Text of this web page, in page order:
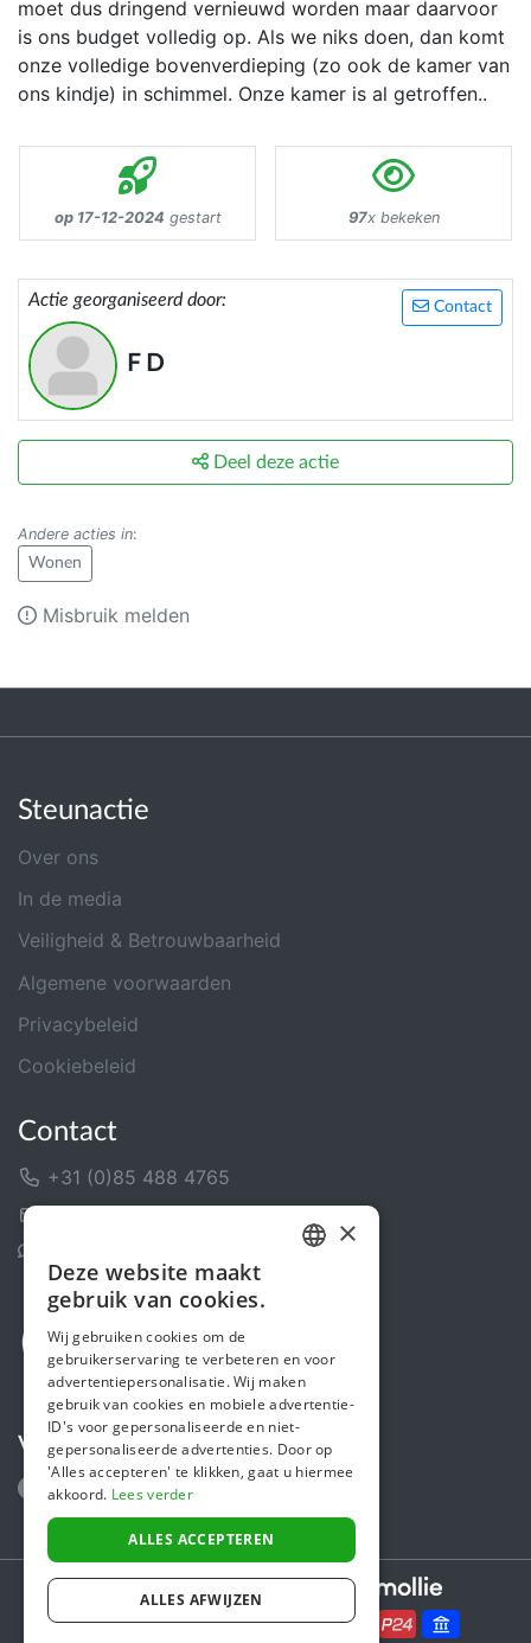
moet dus dringend vernieuwd worden maar daarvoor
is ons budget volledig op. Als we niks doen, dan komt
onze volledige bovenverdieping (zo ook de kamer van
ons kindje) in schimmel. Onze kamer is al getroffen..
op 17-12-2024 gestart 97x bekeken
Contact
Actie georganiseerd door:
F D
Deel deze actie
Andere acties in:
Wonen
Misbruik melden
Steunactie
Over ons
In de media
Veiligheid & Betrouwbaarheid
Algemene voorwaarden
Privacybeleid
Cookiebeleid
Contact
+31 (0)85 488 4765
Volg ons
Secure payments powered by
ENGLISH
×
Deze website maakt
gebruik van cookies.
Wij gebruiken cookies om de
gebruikerservaring te verbeteren en voor
advertentiepersonalisatie. Wij maken
gebruik van cookies en mobiele advertentie-
ID's voor gepersonaliseerde en niet-
gepersonaliseerde advertenties. Door op
'Alles accepteren' te klikken, gaat u hiermee
akkoord. Lees verder
ALLES ACCEPTEREN
ALLES AFWIJZEN